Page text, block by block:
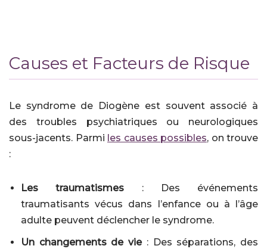
Causes et Facteurs de Risque
Le syndrome de Diogène est souvent associé à
des troubles psychiatriques ou neurologiques
sous-jacents. Parmi les causes possibles, on trouve
:
Les traumatismes : Des événements
traumatisants vécus dans l’enfance ou à l’âge
adulte peuvent déclencher le syndrome.
Un changements de vie: Des séparations, des